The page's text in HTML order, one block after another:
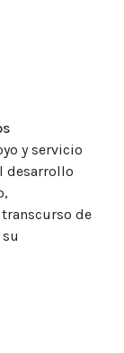
y servicio
desarrollo
de